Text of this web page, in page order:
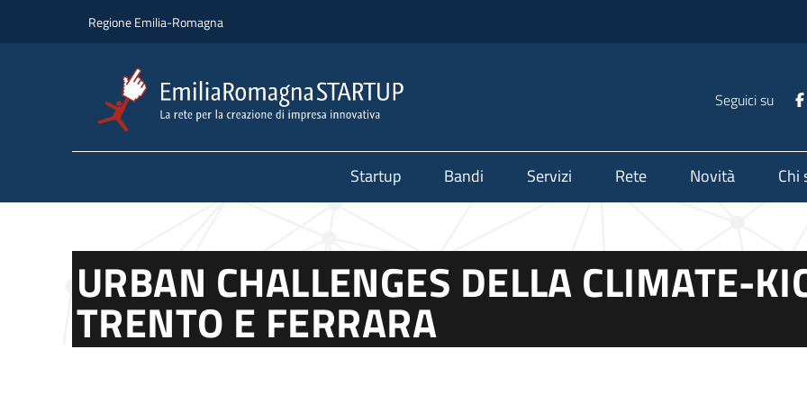
Regione Emilia-Romagna
Seguici su
Startup Bandi Servizi Rete Novità Chi
URBAN CHALLENGES DELLA CLIMATE-
TRENTO E FERRARA